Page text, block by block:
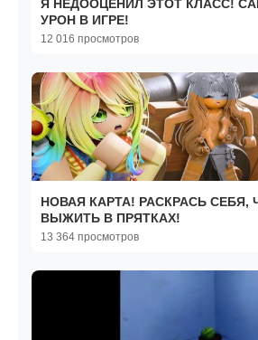
Я НЕДООЦЕНИЛ ЭТОТ КЛАСС!
УРОН В ИГРЕ!
12 016 просмотров
НОВАЯ КАРТА! РАСКРАСЬ СЕБЯ,
ВЫЖИТЬ В ПРЯТКАХ!
13 364 просмотров